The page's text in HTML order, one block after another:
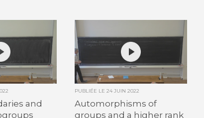
and
PUBLIÉE LE 24 JUIN 2022
Automorphisms of
groups and a higher rank